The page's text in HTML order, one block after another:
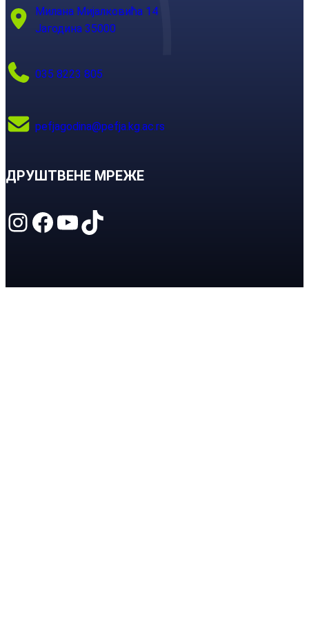
Милана Мијалковића 14
Јагодина 35000
035 8223 805
pefjagodina@pefja.kg.ac.rs
ДРУШТВЕНЕ МРЕЖЕ
Instagram Facebook YouTube TikTok